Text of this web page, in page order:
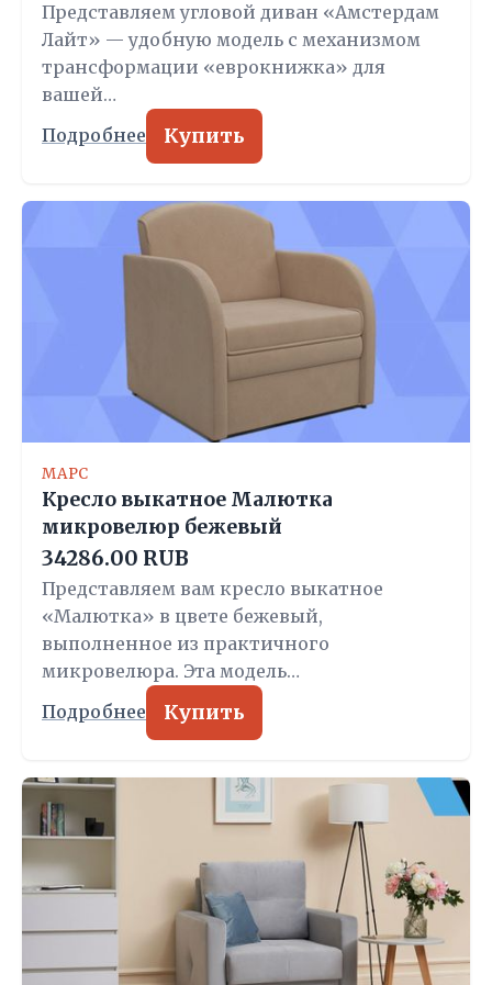
Представляем угловой диван «Амстердам
Лайт» — удобную модель с механизмом
трансформации «еврокнижка» для
вашей…
Подробнее Купить
МАРС
Кресло выкатное Малютка
микровелюр бежевый
34286.00 RUB
Представляем вам кресло выкатное
«Малютка» в цвете бежевый,
выполненное из практичного
микровелюра. Эта модель…
Подробнее Купить